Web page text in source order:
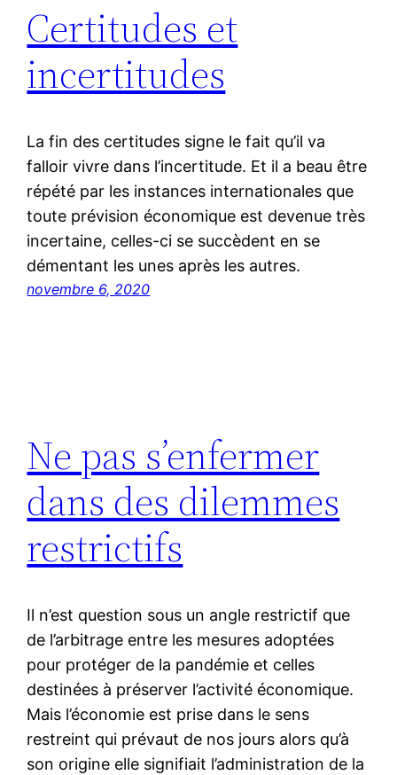
Certitudes et
incertitudes
La fin des certitudes signe le fait qu’il va
falloir vivre dans l’incertitude. Et il a beau être
répété par les instances internationales que
toute prévision économique est devenue très
incertaine, celles-ci se succèdent en se
démentant les unes après les autres.
novembre 6, 2020
Ne pas s’enfermer
dans des dilemmes
restrictifs
Il n’est question sous un angle restrictif que
de l’arbitrage entre les mesures adoptées
pour protéger de la pandémie et celles
destinées à préserver l’activité économique.
Mais l’économie est prise dans le sens
restreint qui prévaut de nos jours alors qu’à
son origine elle signifiait l’administration de la